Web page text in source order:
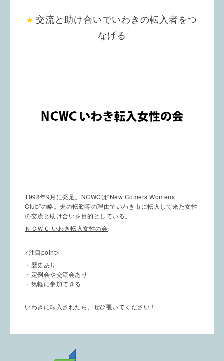
交流と助け合いでいわきの転入者をつ
なげる
1998年9月に発足。NCWCは“New Comers Womens
Club”の略。夫の転勤等の理由でいわき市に転入して来た女性
の交流と助け合いを目的としている。
ＮＣＷＣ いわき転入女性の会
<注目point>
・歴史あり
・定例会や交流会あり
・気軽に参加できる
いわきに転入されたら、ぜひ覗いてください！